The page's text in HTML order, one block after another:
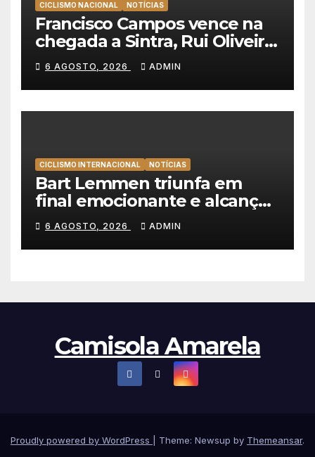
CICLISMO NACIONAL NOTÍCIAS
Francisco Campos vence na
chegada a Sintra, Rui Oliveira
veste de amarelo na Volta a
Portugal
6 AGOSTO, 2026 ADMIN
CICLISMO INTERNACIONAL NOTÍCIAS
Bart Lemmen triunfa em
final emocionante e alcança
a primeira vitória da carreira
na Volta à Polónia
6 AGOSTO, 2026 ADMIN
Camisola Amarela
Proudly powered by WordPress Theme: Newsup by Themeansar.